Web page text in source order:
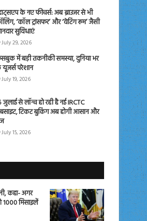
के नए फीचर्स: अब ब्राउजर से भी
‘कॉल ट्रांसफर’ और ‘वेटिंग रूम’ जैसी
सुविधाएं
July 29, 2026
में बड़ी तकनीकी समस्या, दुनिया भर
परेशान
July 19, 2026
जुलाई से लॉन्च हो रही है नई IRCTC
टिकट बुकिंग अब होगी आसान और
July 15, 2026
कहा- अगर
मिसाइलें